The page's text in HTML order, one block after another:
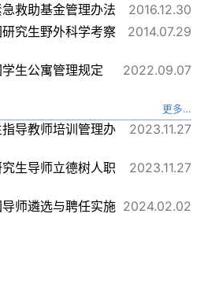
2016.12.30
救助基金管理办法
2014.07.29
究生野外科学考察
2022.09.07
生公寓管理规定
更多…
2023.11.27
导教师培训管理办
2023.11.27
生导师立德树人职
2024.02.02
师遴选与聘任实施